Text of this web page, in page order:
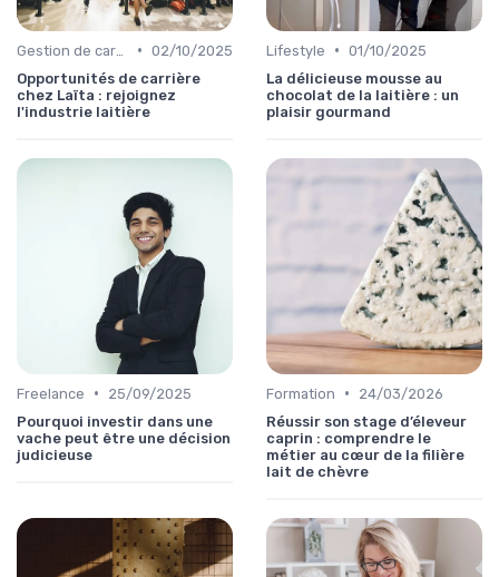
• 02/10/2025
Opportunités de carrière
chez Laïta : rejoignez
l'industrie laitière
Lifestyle • 01/10/2025
La délicieuse mousse au
chocolat de la laitière : un
plaisir gourmand
Freelance •
25/09/2025
Pourquoi investir dans une
vache peut être une décision
judicieuse
Formation •
24/03/2026
Réussir son stage d’éleveur
caprin : comprendre le
métier au cœur de la filière
lait de chèvre